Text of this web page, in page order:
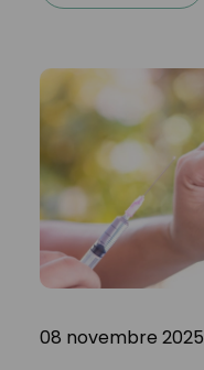
08 novembre 2025